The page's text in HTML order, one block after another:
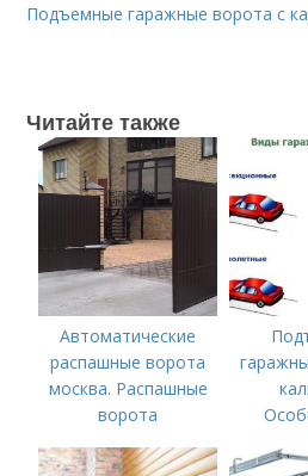
Подъемные гаражные ворота с
Читайте также
Автоматические
распашные ворота
москва. Распашные
ворота